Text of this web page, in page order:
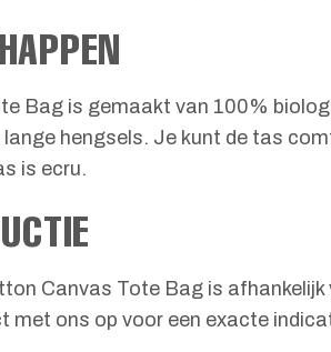
Bag is gemaakt van 100%
hengsels. Je kunt de tas
is ecru.
Canvas Tote Bag is
ons op voor een exacte